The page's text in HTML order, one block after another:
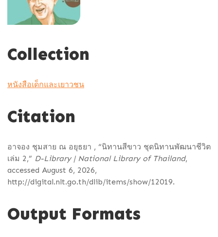
Collection
หนังสือเด็กและเยาวชน
Citation
อาจอง ชุมสาย ณ อยุธยา , “นิทานสีขาว ชุดนิทานพัฒนาชีวิต
เล่ม 2,” D-Library | National Library of Thailand,
accessed August 6, 2026,
http://digital.nlt.go.th/dlib/items/show/12019.
Output Formats